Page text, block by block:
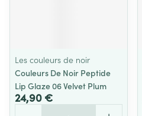
Les couleurs de noir
Couleurs De Noir Peptide
Lip Glaze 06 Velvet Plum
24,90 €